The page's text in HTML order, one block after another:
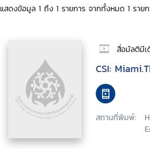
แสดงข้อมูล 1 ถึง 1 รายการ จากทั้งหมด 1 ราย
สื่อมัลติมีเ
CSI:
สถานที่พิมพ์: